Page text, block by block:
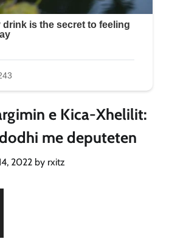
e Kica-Xhelilit:
me deputeten
2022 by rxitz